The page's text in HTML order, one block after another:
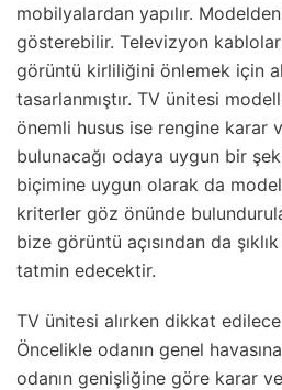
mobilyalardan yapılır.
gösterebilir. Televizyon
görüntü kirliliğini önlemek için
tasarlanmıştır. TV ünitesi
önemli husus ise rengine karar
bulunacağı odaya uygun bir
biçimine uygun olarak da
kriterler göz önünde
bize görüntü açısından da
tatmin edecektir.
TV ünitesi alırken dikkat
Öncelikle odanın genel
odanın genişliğine göre karar